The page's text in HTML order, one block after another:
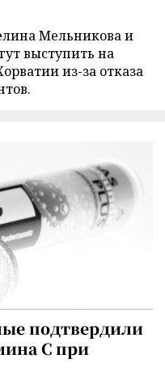
Мельникова и
выступить на
из-за отказа
подтвердили
C при